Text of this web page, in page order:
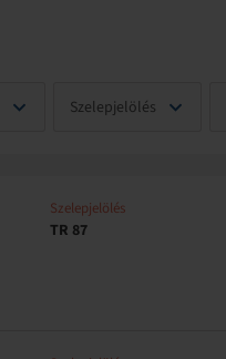
Szelepjelölés
Szelepjelölés
TR 87